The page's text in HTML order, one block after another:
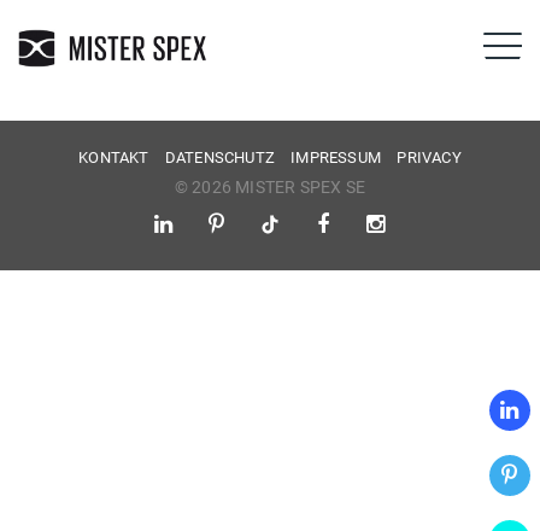
KONTAKT DATENSCHUTZ IMPRESSUM PRIVACY
© 2026 MISTER SPEX SE